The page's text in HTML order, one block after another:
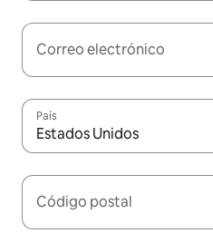
Correo electrónico
País
Estados Unidos
Código postal